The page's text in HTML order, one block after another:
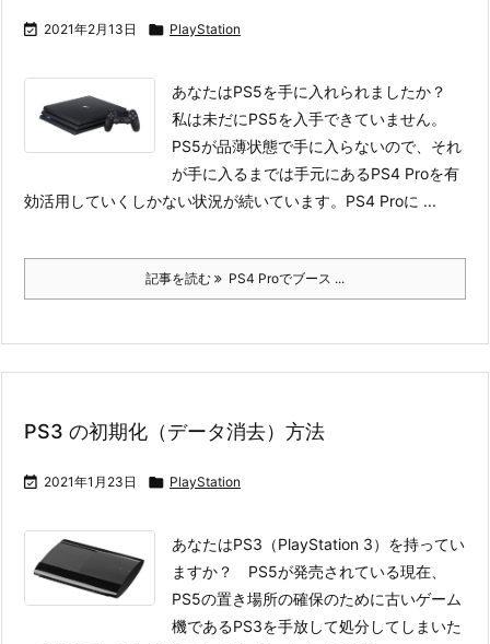
 2021年2月13日  PlayStation
あなたはPS5を手に入れられましたか？
私は未だにPS5を入手できていません。
PS5が品薄状態で手に入らないので、それ
が手に入るまでは手元にあるPS4 Proを有
効活用していくしかない状況が続いています。 PS4 Proに ...
記事を読む PS4 Proでブース ...
PS3 の初期化（データ消去）方法
 2021年1月23日  PlayStation
あなたはPS3（PlayStation 3）を持ってい
ますか？ PS5が発売されている現在、
PS5の置き場所の確保のために古いゲーム
機であるPS3を手放して処分してしまいた